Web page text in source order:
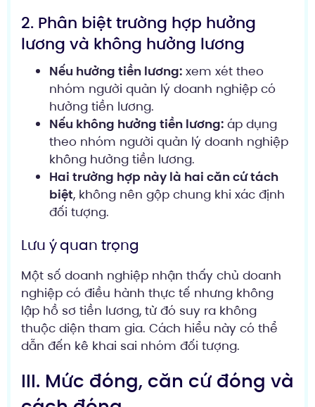
2. Phân biệt trường hợp hưởng
lương và không hưởng lương
Nếu hưởng tiền lương: xem xét theo
nhóm người quản lý doanh nghiệp có
hưởng tiền lương.
Nếu không hưởng tiền lương: áp dụng
theo nhóm người quản lý doanh nghiệp
không hưởng tiền lương.
Hai trường hợp này là hai căn cứ tách
biệt, không nên gộp chung khi xác định
đối tượng.
Lưu ý quan trọng
Một số doanh nghiệp nhận thấy chủ doanh
nghiệp có điều hành thực tế nhưng không
lập hồ sơ tiền lương, từ đó suy ra không
thuộc diện tham gia. Cách hiểu này có thể
dẫn đến kê khai sai nhóm đối tượng.
III. Mức đóng, căn cứ đóng và